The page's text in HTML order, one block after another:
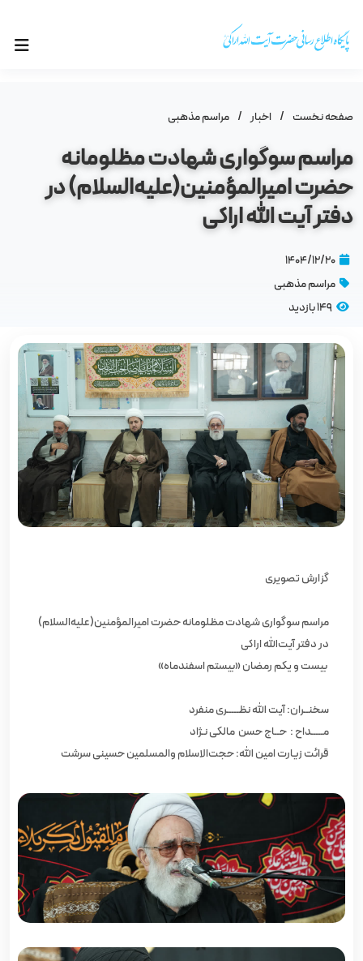
صفحه نخست / اخبار / مراسم مذهبى
مراسم سوگواری شهادت مظلومانه
حضرت امیرالمؤمنین(علیه‌السلام) در
دفتر آیت‌ الله اراکی
۱۴۰۴/۱۲/۲۰
مراسم مذهبى
149 بازدید
گزارش تصویری
مراسم سوگواری شهادت مظلومانه حضرت امیرالمؤمنین(علیه‌السلام)
در دفتر آیت‌الله اراکی
بیست و یکم رمضان «بیستم اسفندماه»
سخنــران: آیت الله نظـــــری منفرد
مـــــداح : حــاج حسن مالکی‌ نـژاد
قرائت زیارت امین الله: حجت‌الاسلام والمسلمین حسینی سرشت